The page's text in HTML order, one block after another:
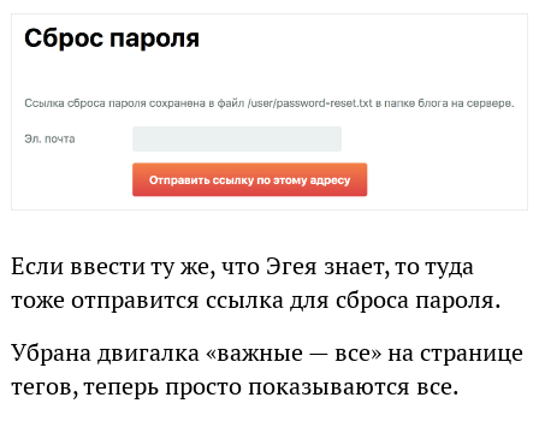
Если ввести ту же, что Эгея знает, то туда
тоже отправится ссылка для сброса пароля.
Убрана двигалка «важные — все» на странице
тегов, теперь просто показываются все.